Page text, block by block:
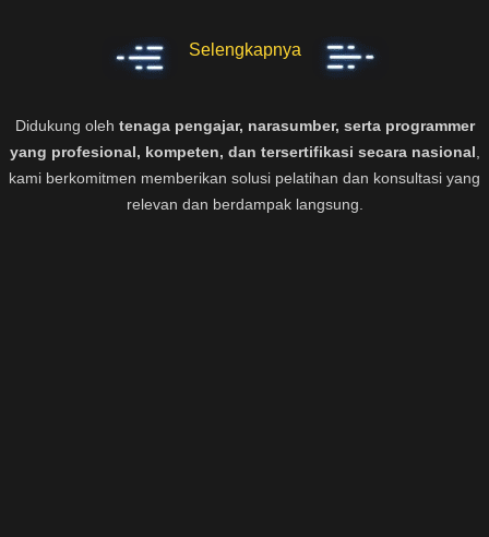
Selengkapnya
Didukung oleh tenaga pengajar, narasumber, serta programmer
yang profesional, kompeten, dan tersertifikasi secara nasional
kami berkomitmen memberikan solusi pelatihan dan konsultasi yang
relevan dan berdampak langsung.